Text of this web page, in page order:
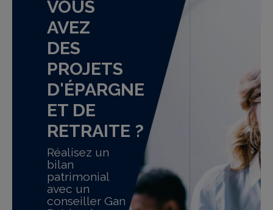
VOUS
AVEZ
DES
PROJETS
D'ÉPARGNE
ET DE
RETRAITE ?
Réalisez un
bilan
patrimonial
avec un
conseiller Gan